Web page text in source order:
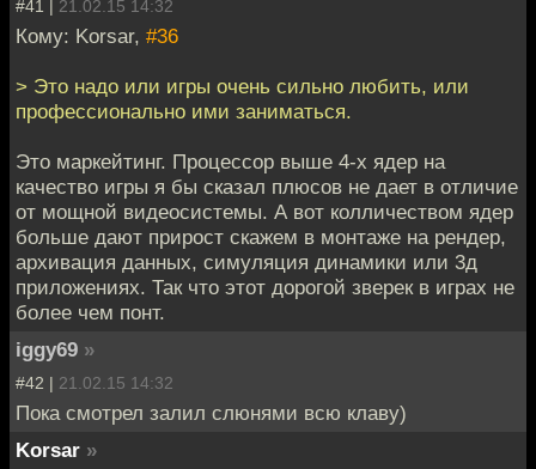
#41 | 21.02.15 14:32
Кому: Korsar, #36
> Это надо или игры очень сильно любить, или
профессионально ими заниматься.
Это маркейтинг. Процессор выше 4-х ядер на
качество игры я бы сказал плюсов не дает в отличие
от мощной видеосистемы. А вот колличеством ядер
больше дают прирост скажем в монтаже на рендер,
архивация данных, симуляция динамики или 3д
приложениях. Так что этот дорогой зверек в играх не
более чем понт.
iggy69 »
#42 | 21.02.15 14:32
Пока смотрел залил слюнями всю клаву)
Korsar »